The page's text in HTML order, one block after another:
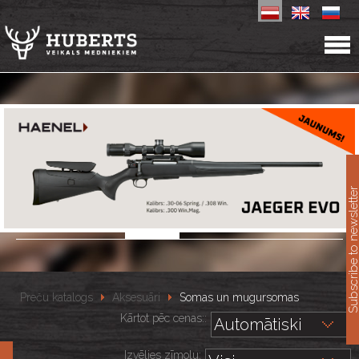
Preču katalogs Aksesuāri
Somas un mugursomas
Kārtot pēc cenas::
Izvēlies zīmolu:
Subscribe